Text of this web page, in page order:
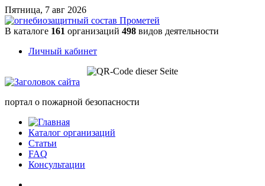
Пятница, 7 авг 2026
В каталоге 161 организаций 498 видов деятельности
Личный кабинет
портал о пожарной безопасности
Каталог организаций
Статьи
FAQ
Консультации